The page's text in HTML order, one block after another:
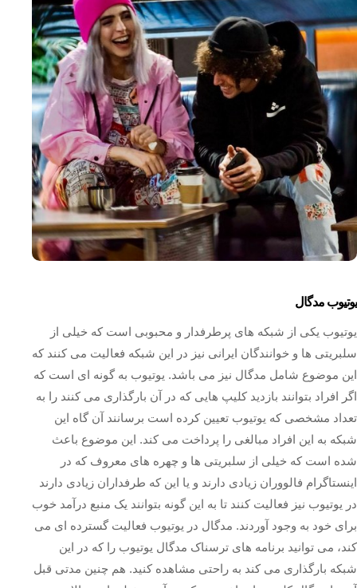
یوتیوب مدگال
یوتیوب یکی از شبکه های پرطرفدار و محبوبی است که خیلی از
سلبریتی ها و خوانندگان ایرانی نیز در این شبکه فعالیت می‌ کنند که
این موضوع شامل مدگال نیز می‌ باشد. یوتیوب به گونه ای است که
اگر افراد بتوانند بازدید کلیپ هایی که در آن بارگذاری می‌ کنند را به
تعداد مشخصی که یوتیوب تعیین کرده است برسانند آن گاه این
شبکه به این افراد مبالغی را پرداخت می‌ کند. این موضوع باعث
شده است که خیلی از سلبریتی ها و چهره های معروف که در
اینستاگرام فالووران زیادی دارند و یا این که طرفداران زیادی دارند
در یوتیوب نیز فعالیت کنند تا به این گونه بتوانند یک منبع درآمد خوب
برای خود به وجود آوردند. مدگال در یوتیوب فعالیت گسترده ای می‌
کند، می توانید برنامه های ترسناک مدگال یوتیوب را که در این
شبکه بارگذاری می کند به راحتی مشاهده کنید. هم چنین مدتی قبل